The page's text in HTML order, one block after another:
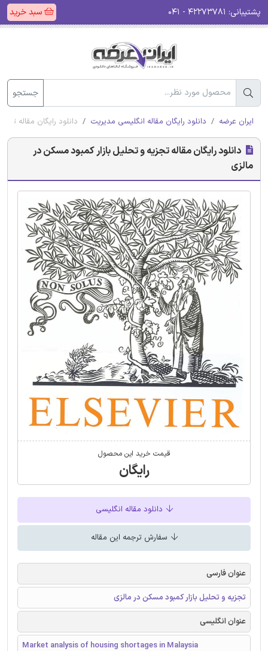
پشتیبانی: سبد خرید
جستجو
ایران عرضه دانلود رایگان مقاله انگلیسی مدیریت دانلود رایگان مقاله
دانلود رایگان مقاله تجزیه و تحلیل بازار کمبود مسکن در
مالزی
قیمت خرید این محصول
رایگان
دانلود مقاله انگلیسی
سفارش ترجمه این مقاله
عنوان فارسی
تجزیه و تحلیل بازار کمبود مسکن در مالزی
عنوان انگلیسی
Market analysis of housing shortages in Malaysia